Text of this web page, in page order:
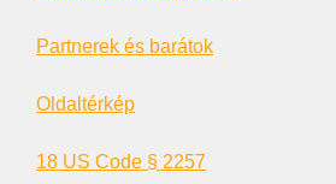
Partnerek és barátok
Oldaltérkép
18 US Code § 2257